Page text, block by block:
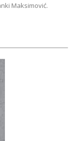
Maksimović.